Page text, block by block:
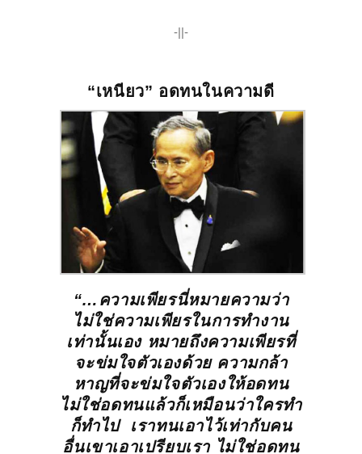
-||-
“เหนียว” อดทนในความดี
“…ความเพียรนี่หมายความว่า
ไม่ใช่ความเพียรในการทำงาน
เท่านั้นเอง หมายถึงความเพียรที่
จะข่มใจตัวเองด้วย ความกล้า
หาญที่จะข่มใจตัวเองให้อดทน
ไม่ใช่อดทนแล้วก็เหมือนว่าใครทำ
ก็ทำไป เราทนเอาไว้เท่ากับคน
อื่นเขาเอาเปรียบเรา ไม่ใช่อดทน